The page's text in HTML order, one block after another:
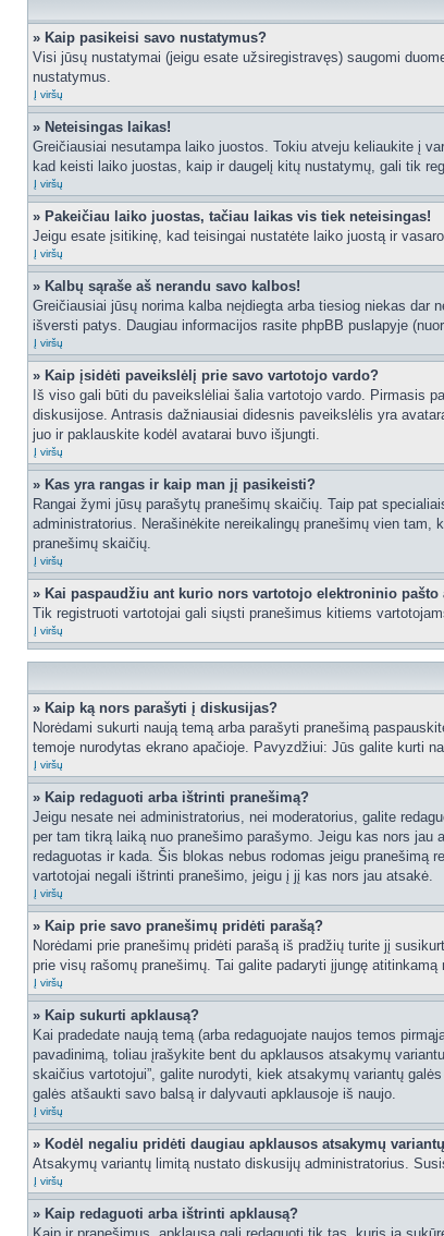
» Kaip pasikeisi savo nustatymus?
Visi jūsų nustatymai (jeigu esate užsiregistravęs) saugomi
nustatymus.
Į viršų
» Neteisingas laikas!
Greičiausiai nesutampa laiko juostos. Tokiu atveju keliaukite į
kad keisti laiko juostas, kaip ir daugelį kitų nustatymų, gali tik
Į viršų
» Pakeičiau laiko juostas, tačiau laikas vis tiek neteisingas!
Jeigu esate įsitikinę, kad teisingai nustatėte laiko juostą ir
Į viršų
» Kalbų sąraše aš nerandu savo kalbos!
Greičiausiai jūsų norima kalba neįdiegta arba tiesiog niekas
išversti patys. Daugiau informacijos rasite phpBB puslapyje
Į viršų
» Kaip įsidėti paveikslėlį prie savo vartotojo vardo?
Iš viso gali būti du paveikslėliai šalia vartotojo vardo. Pirmasis
diskusijose. Antrasis dažniausiai didesnis paveikslėlis yra
juo ir paklauskite kodėl avatarai buvo išjungti.
Į viršų
» Kas yra rangas ir kaip man jį pasikeisti?
Rangai žymi jūsų parašytų pranešimų skaičių. Taip pat
administratorius. Nerašinėkite nereikalingų pranešimų vien
pranešimų skaičių.
Į viršų
» Kai paspaudžiu ant kurio nors vartotojo elektroninio
Tik registruoti vartotojai gali siųsti pranešimus kitiems
Į viršų
» Kaip ką nors parašyti į diskusijas?
Norėdami sukurti naują temą arba parašyti pranešimą
temoje nurodytas ekrano apačioje. Pavyzdžiui: Jūs galite kurti
Į viršų
» Kaip redaguoti arba ištrinti pranešimą?
Jeigu nesate nei administratorius, nei moderatorius, galite
per tam tikrą laiką nuo pranešimo parašymo. Jeigu kas nors
redaguotas ir kada. Šis blokas nebus rodomas jeigu pranešimą
vartotojai negali ištrinti pranešimo, jeigu į jį kas nors jau atsakė.
Į viršų
» Kaip prie savo pranešimų pridėti parašą?
Norėdami prie pranešimų pridėti parašą iš pradžių turite jį
prie visų rašomų pranešimų. Tai galite padaryti įjungę
Į viršų
» Kaip sukurti apklausą?
Kai pradedate naują temą (arba redaguojate naujos temos
pavadinimą, toliau įrašykite bent du apklausos atsakymų
skaičius vartotojui”, galite nurodyti, kiek atsakymų variantų
galės atšaukti savo balsą ir dalyvauti apklausoje iš naujo.
Į viršų
» Kodėl negaliu pridėti daugiau apklausos atsakymų
Atsakymų variantų limitą nustato diskusijų administratorius.
Į viršų
» Kaip redaguoti arba ištrinti apklausą?